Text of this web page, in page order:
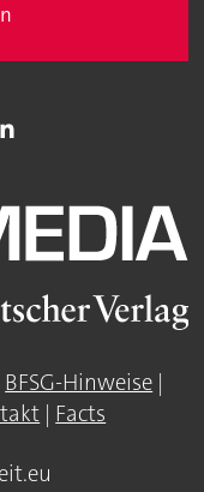
BFSG-Hinweise |
| Facts